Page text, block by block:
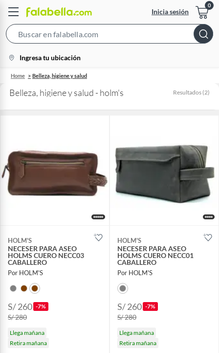
Inicia sesión
Bar
location-
icon
Ingresa tu ubicación
Home Belleza, higiene y salud
Belleza, higiene y salud - holm's Resultados (2)
HOLM'S
NECESER PARA ASEO
HOLMS CUERO NECC03
CABALLERO
Por HOLM'S
S/ 260 -7%
S/ 280
Llega mañana
Retira mañana
HOLM'S
NECESER PARA ASEO
HOLMS CUERO NECC01
CABALLERO
Por HOLM'S
S/ 260 -7%
S/ 280
Llega mañana
Retira mañana